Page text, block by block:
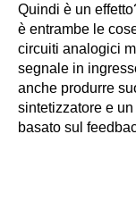
Quindi è un
è entrambe le
circuiti analogici
segnale in
anche produrre
sintetizzatore e
basato sul